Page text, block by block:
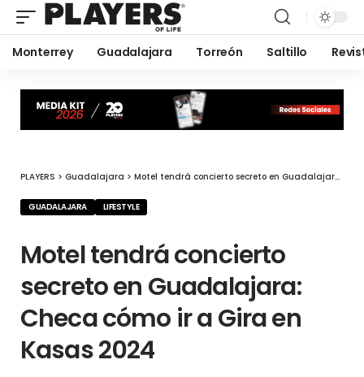
Monterrey Guadalajara Torreón Saltillo
PLAYERS > Guadalajara > Motel tendrá concierto secreto en Guadalajara: Checa cómo ir a Gira en Kasas 2024
GUADALAJARA LIFESTYLE
Motel tendrá concierto
secreto en Guadalajara:
Checa cómo ir a Gira en
Kasas 2024